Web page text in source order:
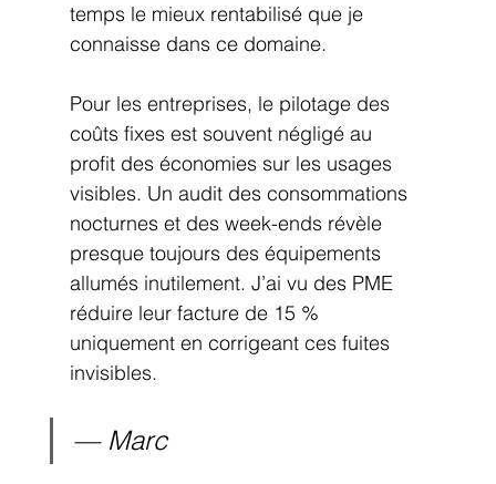
temps le mieux rentabilisé que je
connaisse dans ce domaine.
Pour les entreprises, le pilotage des
coûts fixes est souvent négligé au
profit des économies sur les usages
visibles. Un audit des consommations
nocturnes et des week-ends révèle
presque toujours des équipements
allumés inutilement. J’ai vu des PME
réduire leur facture de 15 %
uniquement en corrigeant ces fuites
invisibles.
— Marc